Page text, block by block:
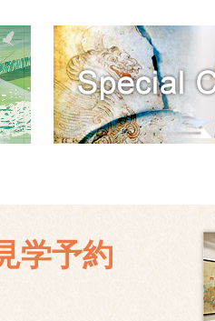
学予約